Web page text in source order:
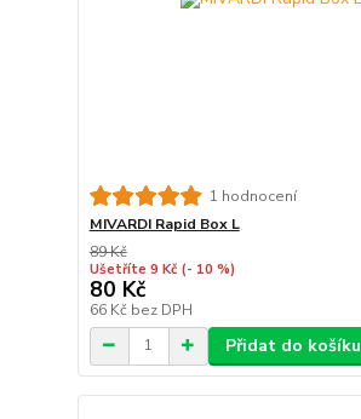
1 hodnocení
MIVARDI Rapid Box L
89 Kč
Ušetříte 9 Kč (- 10 %)
80 Kč
66 Kč bez DPH
Přidat do košíku